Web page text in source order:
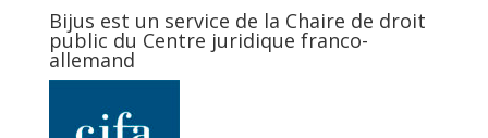
Bijus est un service de la Chaire de droit
public du Centre juridique franco-
allemand